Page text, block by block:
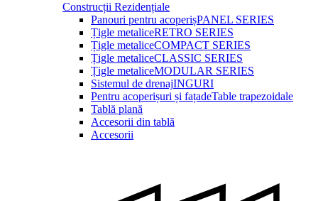
Construcții Rezidențiale
Panouri pentru acoperișPANEL SERIES
Țigle metaliceRETRO SERIES
Țigle metaliceCOMPACT SERIES
Țigle metaliceCLASSIC SERIES
Țigle metaliceMODULAR SERIES
Sistemul de drenajINGURI
Pentru acoperișuri și fațadeTable trapezoidale
Tablă plană
Accesorii din tablă
Accesorii